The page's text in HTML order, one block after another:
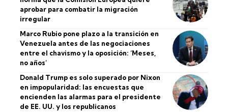
aprobar para combatir la migración
irregular
Marco Rubio pone plazo a la transición en
Venezuela antes de las negociaciones
entre el chavismo y la oposición: ‘Meses,
no años’
Donald Trump es solo superado por Nixon
en impopularidad: las encuestas que
encienden las alarmas para el presidente
de EE. UU. y los republicanos